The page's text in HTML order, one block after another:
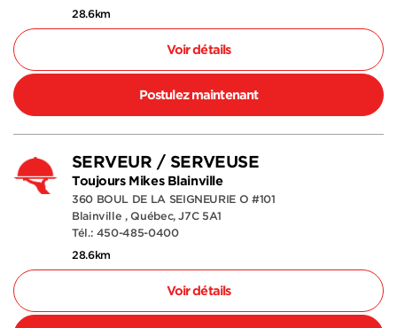
28.6km
Voir détails
Postulez maintenant
SERVEUR / SERVEUSE
Toujours Mikes Blainville
360 BOUL DE LA SEIGNEURIE O #101
Blainville , Québec, J7C 5A1
Tél.: 450-485-0400
28.6km
Voir détails